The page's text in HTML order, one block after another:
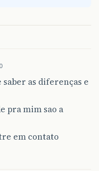
as diferenças e
pra mim sao a
em contato